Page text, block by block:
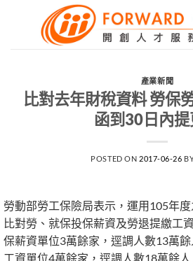
產業新聞
比對去年財稅資料 勞保
函到30日內
POSTED ON 2017-06-26
勞動部勞工保險局表示，運用105年
比對勞、就保投保薪資及勞退提繳工
保薪資單位3萬餘家，逕調人數13萬
工資單位4萬餘家，逕調人數18萬餘